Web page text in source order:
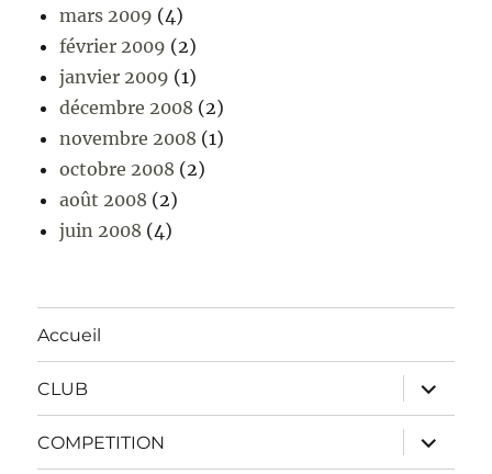
mars 2009 (4)
février 2009 (2)
janvier 2009 (1)
décembre 2008 (2)
novembre 2008 (1)
octobre 2008 (2)
août 2008 (2)
juin 2008 (4)
Accueil
CLUB
ouvrir
le
sous-
menu
COMPETITION
ouvrir
le